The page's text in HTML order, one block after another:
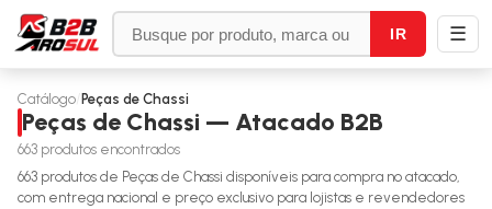
IR ☰
Catálogo Peças de Chassi
Peças de Chassi — Atacado B2B
663 produtos encontrados
663 produtos de Peças de Chassi disponíveis para compra no atacado,
com entrega nacional e preço exclusivo para lojistas e revendedores